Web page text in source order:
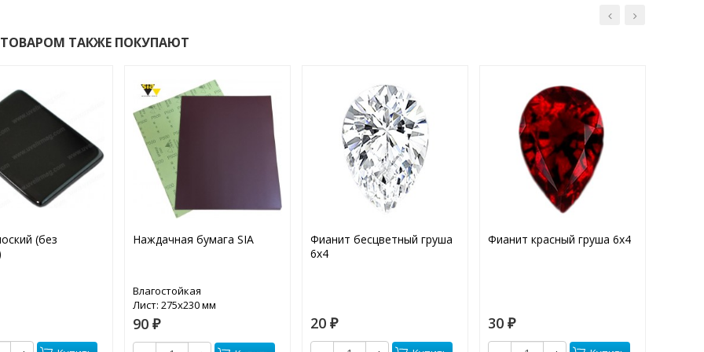
ТАКЖЕ ПОКУПАЮТ
(без
Наждачная бумага SIA
Влагостойкая
Лист: 275х230 мм
90 ₽
Фианит бесцветный груша
6х4
20 ₽
Фианит красный груша 6х4
30 ₽